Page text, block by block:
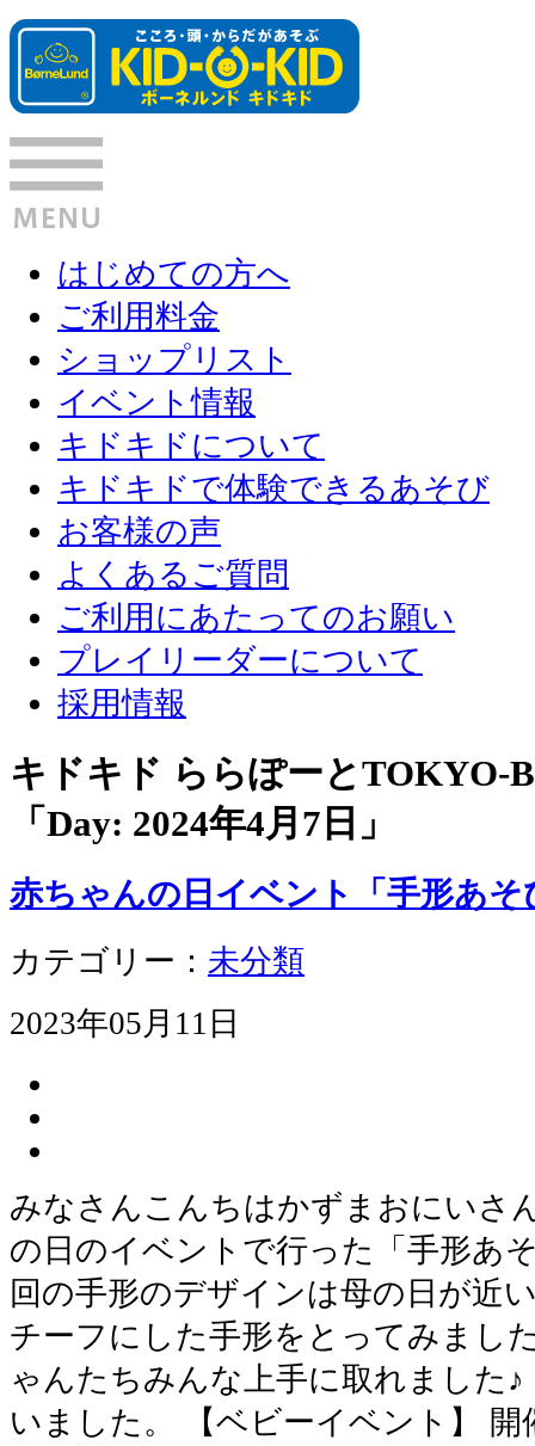
はじめての方へ
ご利用料金
ショップリスト
イベント情報
キドキドについて
キドキドで体験できるあそび
お客様の声
よくあるご質問
ご利用にあたってのお願い
プレイリーダーについて
採用情報
キドキド ららぽーと
「Day: 2024年4月7日 」
赤ちゃんの日イベント「手形あそ
カテゴリー： 未分類
2023年05月11日
みなさんこんちはかずまおにいさ
の日のイベントで行った「手形あ
回の手形のデザインは母の日が近
チーフにした手形をとってみまし
ゃんたちみんな上手に取れました
いました。 【ベビーイベン